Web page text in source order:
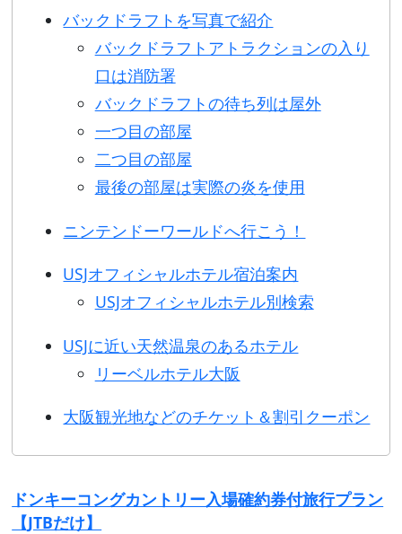
バックドラフトを写真で紹介
バックドラフトアトラクションの入り
口は消防署
バックドラフトの待ち列は屋外
一つ目の部屋
二つ目の部屋
最後の部屋は実際の炎を使用
ニンテンドーワールドへ行こう！
USJオフィシャルホテル宿泊案内
USJオフィシャルホテル別検索
USJに近い天然温泉のあるホテル
リーベルホテル大阪
大阪観光地などのチケット＆割引クーポン
ドンキーコングカントリー入場確約券付旅行プラン
【JTBだけ】